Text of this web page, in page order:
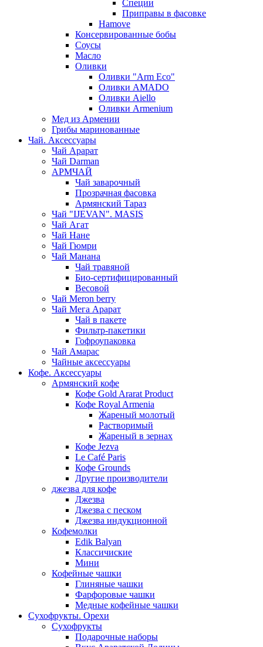
Специи
Приправы в фасовке
Hamove
Консервированные бобы
Соусы
Масло
Оливки
Оливки "Arm Eco"
Оливки AMADO
Оливки Aiello
Оливки Armenium
Мед из Армении
Грибы маринованные
Чай. Аксессуары
Чай Арарат
Чай Darman
АРМЧАЙ
Чай заварочный
Прозрачная фасовка
Армянский Тараз
Чай "IJEVAN". MASIS
Чай Агат
Чай Нане
Чай Гюмри
Чай Манана
Чай травяной
Био-сертифицированный
Весовой
Чай Meron berry
Чай Мега Арарат
Чай в пакете
Фильтр-пакетики
Гофроупаковка
Чай Амарас
Чайные аксессуары
Кофе. Аксессуары
Армянский кофе
Кофе Gold Ararat Product
Кофе Royal Armenia
Жареный молотый
Растворимый
Жареный в зернах
Кофе Jezva
Le Café Paris
Кофе Grounds
Другие производители
джезва для кофе
Джезва
Джезва с песком
Джезва индукционной
Кофемолки
Edik Balyan
Классичиские
Мини
Кофейные чашки
Глиняные чашки
Фарфоровые чашки
Медные кофейные чашки
Сухофрукты. Орехи
Сухофрукты
Подарочные наборы